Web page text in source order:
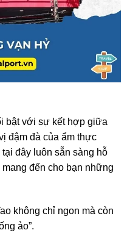
bật với sự kết hợp giữa
đậm đà của ẩm thực
đây luôn sẵn sàng hỗ
đến cho bạn những
không chỉ ngon mà còn
ảo”.